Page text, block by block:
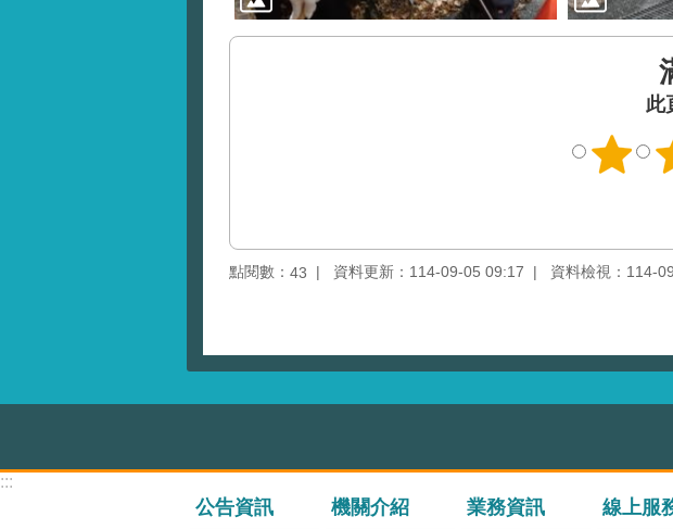
此
點閱數： 43 資料更新：114-09-05 09:17 資料檢視：114-
:::
公告資訊 機關介紹 業務資訊 線上服